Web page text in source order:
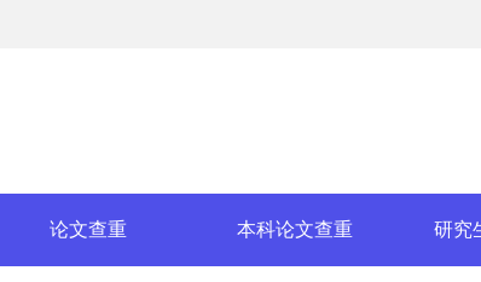
论文查重 本科论文查重 研究